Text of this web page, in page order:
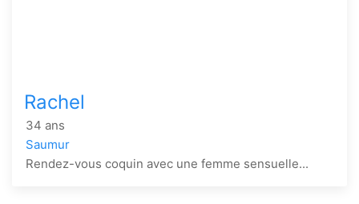
Rachel
34 ans
Saumur
Rendez-vous coquin avec une femme sensuelle...